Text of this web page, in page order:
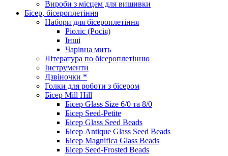
Вироби з місцем для вишивки
Бісер, бісероплетіння
Набори для бісероплетіння
Ріоліс (Росія)
Інші
Чарівна мить
Література по бісероплетінню
Інструменти
Дзвіночки *
Голки для роботи з бісером
Бісер Mill Hill
Бісер Glass Size 6/0 та 8/0
Бісер Seed-Petite
Бісер Glass Seed Beads
Бісер Antique Glass Seed Beads
Бісер Magnifica Glass Beads
Бісер Seed-Frosted Beads